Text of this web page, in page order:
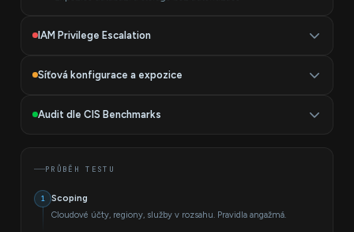
IAM Privilege Escalation
eskalace oprávnění z omezeného přístupu na administrátora.
Assume-role exploitation a cross-account přístupy
Síťová konfigurace a expozice
služby do internetu — testujeme každé pravidlo.
Nechráněné management porty (22, 3389, 5432)
Audit dle CIS Benchmarks
Logs
Šifrování dat v klidu i při přenosu
PRŮBĚH TESTU
1 Scoping
Cloudové účty, regiony, služby v rozsahu. Pravidla angažmá.